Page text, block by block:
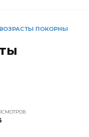
ПОКОРНЫ